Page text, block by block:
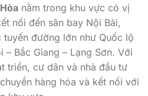
nằm trong khu vực có vị
nối đến sân bay Nội Bài,
đường lớn như Quốc lộ
Bắc Giang – Lạng Sơn. Với
triển, cư dân và nhà đầu tư
hàng hóa và kết nối với